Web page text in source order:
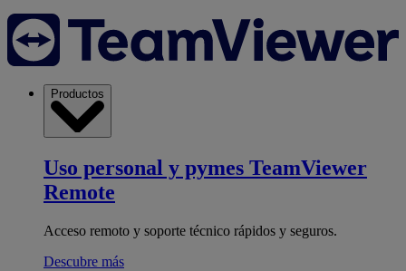
Productos
Uso personal y pymes TeamViewer
Remote
Acceso remoto y soporte técnico rápidos y seguros.
Descubre más